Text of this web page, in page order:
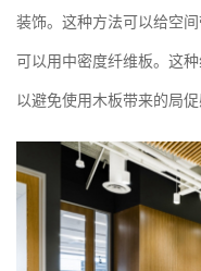
装饰。这种方法可以给空
可以用中密度纤维板。这
以避免使用木板带来的局促